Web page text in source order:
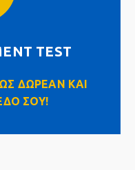
TEST
ΔΩΡΕΑΝ ΚΑΙ
ΣΟΥ!
TEST